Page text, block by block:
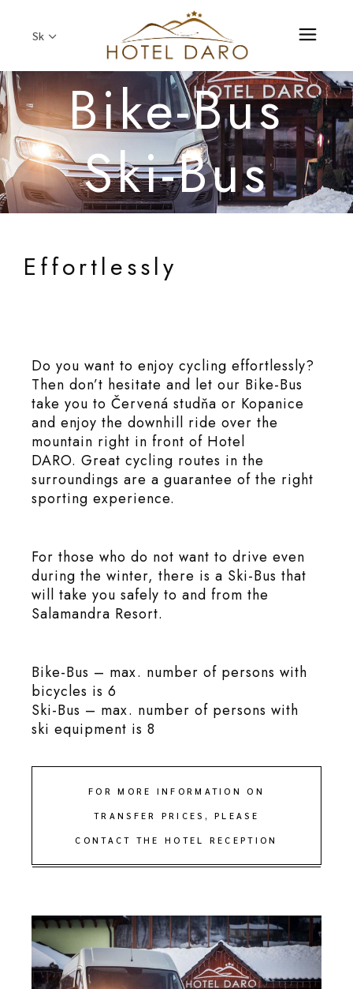
Sk
Bike-Bus
Ski-Bus
Effortlessly
Do you want to enjoy cycling effortlessly?
Then don’t hesitate and let our Bike-Bus
take you to Červená studňa or Kopanice
and enjoy the downhill ride over the
mountain right in front of Hotel
DARO. Great cycling routes in the
surroundings are a guarantee of the right
sporting experience.
For those who do not want to drive even
during the winter, there is a Ski-Bus that
will take you safely to and from the
Salamandra Resort.
Bike-Bus – max. number of persons with
bicycles is 6
Ski-Bus – max. number of persons with
ski equipment is 8
FOR MORE INFORMATION ON
TRANSFER PRICES, PLEASE
CONTACT THE HOTEL RECEPTION